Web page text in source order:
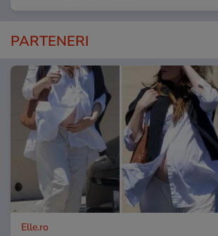
PARTENERI
Elle.ro